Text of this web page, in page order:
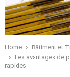
Home
Bâtiment et
Les avantages de
rapides